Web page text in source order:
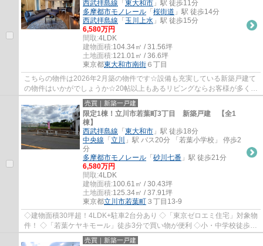
西武拝島線 「 東大和市 」駅 徒歩11分
多摩都市モノレール 「 桜街道 」駅 徒歩14分
西武拝島線 「 玉川上水 」駅 徒歩15分
6,580万円
間取:4LDK
建物面積:104.34㎡ / 31.56坪
土地面積:121.01㎡ / 36.6坪
東京都東大和市南街 ６丁目
こちらの物件は2026年2月築の物件です☆設備も充実している新築戸建て
の物件はいかがでしょうか☆20帖以上もあるリビングならお客様が多くて
も安心です☆トイレが2ヶ所にあるので複数人で...
売買｜新築一戸建
限定1棟！立川市若葉町3丁目 新築戸建 【全1
棟】
西武拝島線 「 東大和市 」駅 徒歩18分
中央線 「 立川
」駅 バス20分 「若葉小学校」 停歩2
分
多摩都市モノレール 「 砂川七番 」駅 徒歩21分
6,580万円
間取:4LDK
建物面積:100.61㎡ / 30.43坪
土地面積:125.34㎡ / 37.91坪
東京都立川市若葉町 ３丁目13-9
◇建物面積30坪超！4LDK+駐車2台分あり ◇「東京ゼロエミ住宅」対象物
件！ ◇「若葉ケヤキモール」徒歩3分で買い物が便利 ◇小・中学校徒歩約
4分でお子様の通学も安心♪ ◇約18帖のLDKは和室...
売買｜新築一戸建